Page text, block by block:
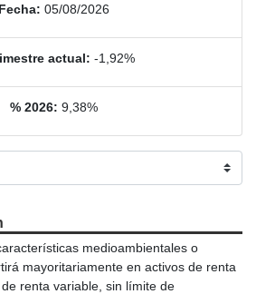
Fecha: 05/08/2026
actual: -1,92%
% 2026: 9,38%
medioambientales o
mayoritariamente en activos de renta
renta variable, sin límite de